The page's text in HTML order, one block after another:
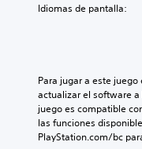
Idiomas de pantalla:
Para jugar a este
actualizar el software
juego es compatible
las funciones
PlayStation.com/bc